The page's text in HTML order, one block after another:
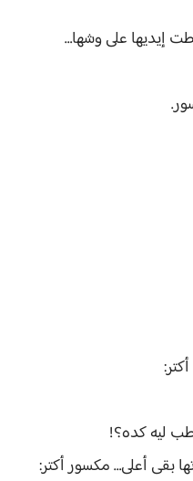
إيديها على وشها…
ليه كده؟!
بقى أعلى… مكسور أكتر: